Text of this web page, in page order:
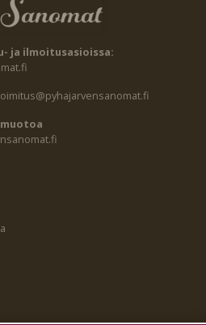
ja ilmoitusasioissa: